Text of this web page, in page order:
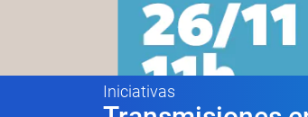
Iniciativas